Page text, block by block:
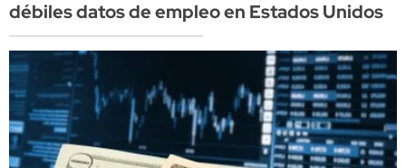
débiles datos de empleo en Estados Unidos